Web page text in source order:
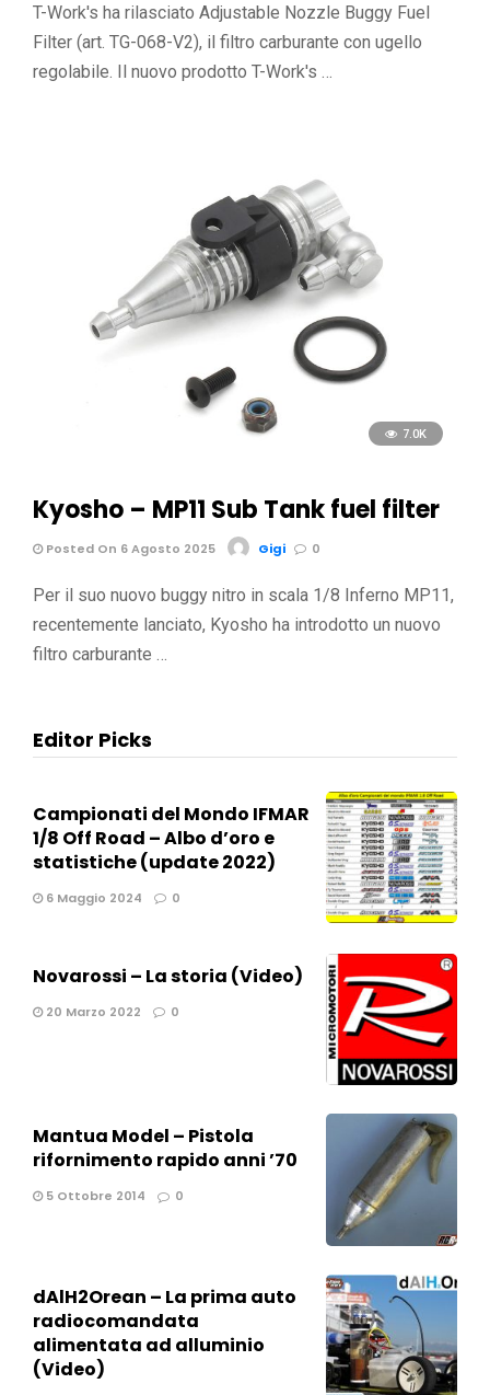
T-Work's ha rilasciato Adjustable Nozzle Buggy Fuel
Filter (art. TG-068-V2), il filtro carburante con ugello
regolabile. Il nuovo prodotto T-Work's …
7.0K
Kyosho – MP11 Sub Tank fuel filter
Posted On 6 Agosto 2025 Gigi 0
Per il suo nuovo buggy nitro in scala 1/8 Inferno MP11,
recentemente lanciato, Kyosho ha introdotto un nuovo
filtro carburante …
Editor Picks
Campionati del Mondo IFMAR
1/8 Off Road – Albo d’oro e
statistiche (update 2022)
6 Maggio 2024 0
Novarossi – La storia (Video)
20 Marzo 2022 0
Mantua Model – Pistola
rifornimento rapido anni ’70
5 Ottobre 2014 0
dAlH2Orean – La prima auto
radiocomandata
alimentata ad alluminio
(Video)